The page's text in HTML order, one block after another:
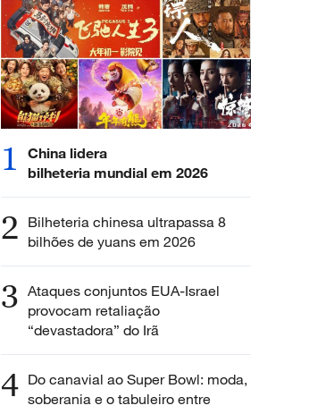
1
China lidera
bilheteria mundial em 2026
2 Bilheteria chinesa ultrapassa 8
bilhões de yuans em 2026
3 Ataques conjuntos EUA-Israel
provocam retaliação
“devastadora” do Irã
4 Do canavial ao Super Bowl: moda,
soberania e o tabuleiro entre